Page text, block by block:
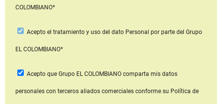
COLOMBIANO*
Acepto el tratamiento y uso del dato Personal por parte del Grupo
EL COLOMBIANO*
Acepto que Grupo EL COLOMBIANOcomparta mis datos
personales con terceros aliados comerciales conforme su Política de